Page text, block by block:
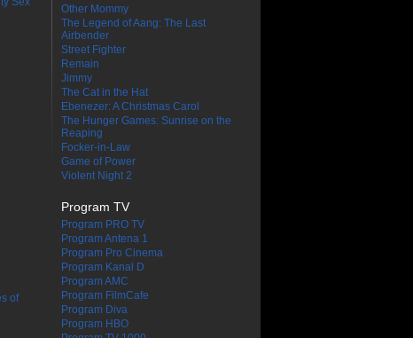
of
Other Mommy
The Legend of Aang: The Last
Airbender
Street Fighter
Remain
Jimmy
The Cat in the Hat
Ebenezer: A Christmas Carol
The Hunger Games: Sunrise on the
Reaping
Focker-in-Law
Game of Power
Violent Night 2
Program TV
Program PRO TV
Program Antena 1
Program Pro Cinema
Program Kanal D
Program AMC
Program FilmCafe
Program Diva
Program HBO